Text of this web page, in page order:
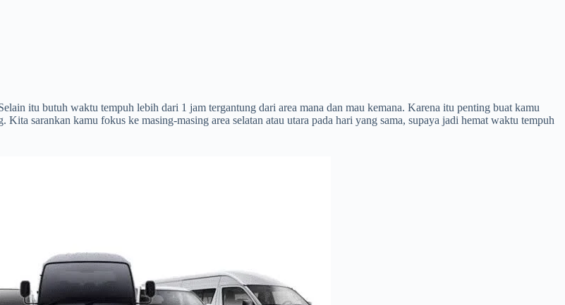
itu butuh waktu tempuh lebih dari 1 jam tergantung dari area mana dan mau kemana. Karena itu penting buat kamu
sarankan kamu fokus ke masing-masing area selatan atau utara pada hari yang sama, supaya jadi hemat waktu tempuh